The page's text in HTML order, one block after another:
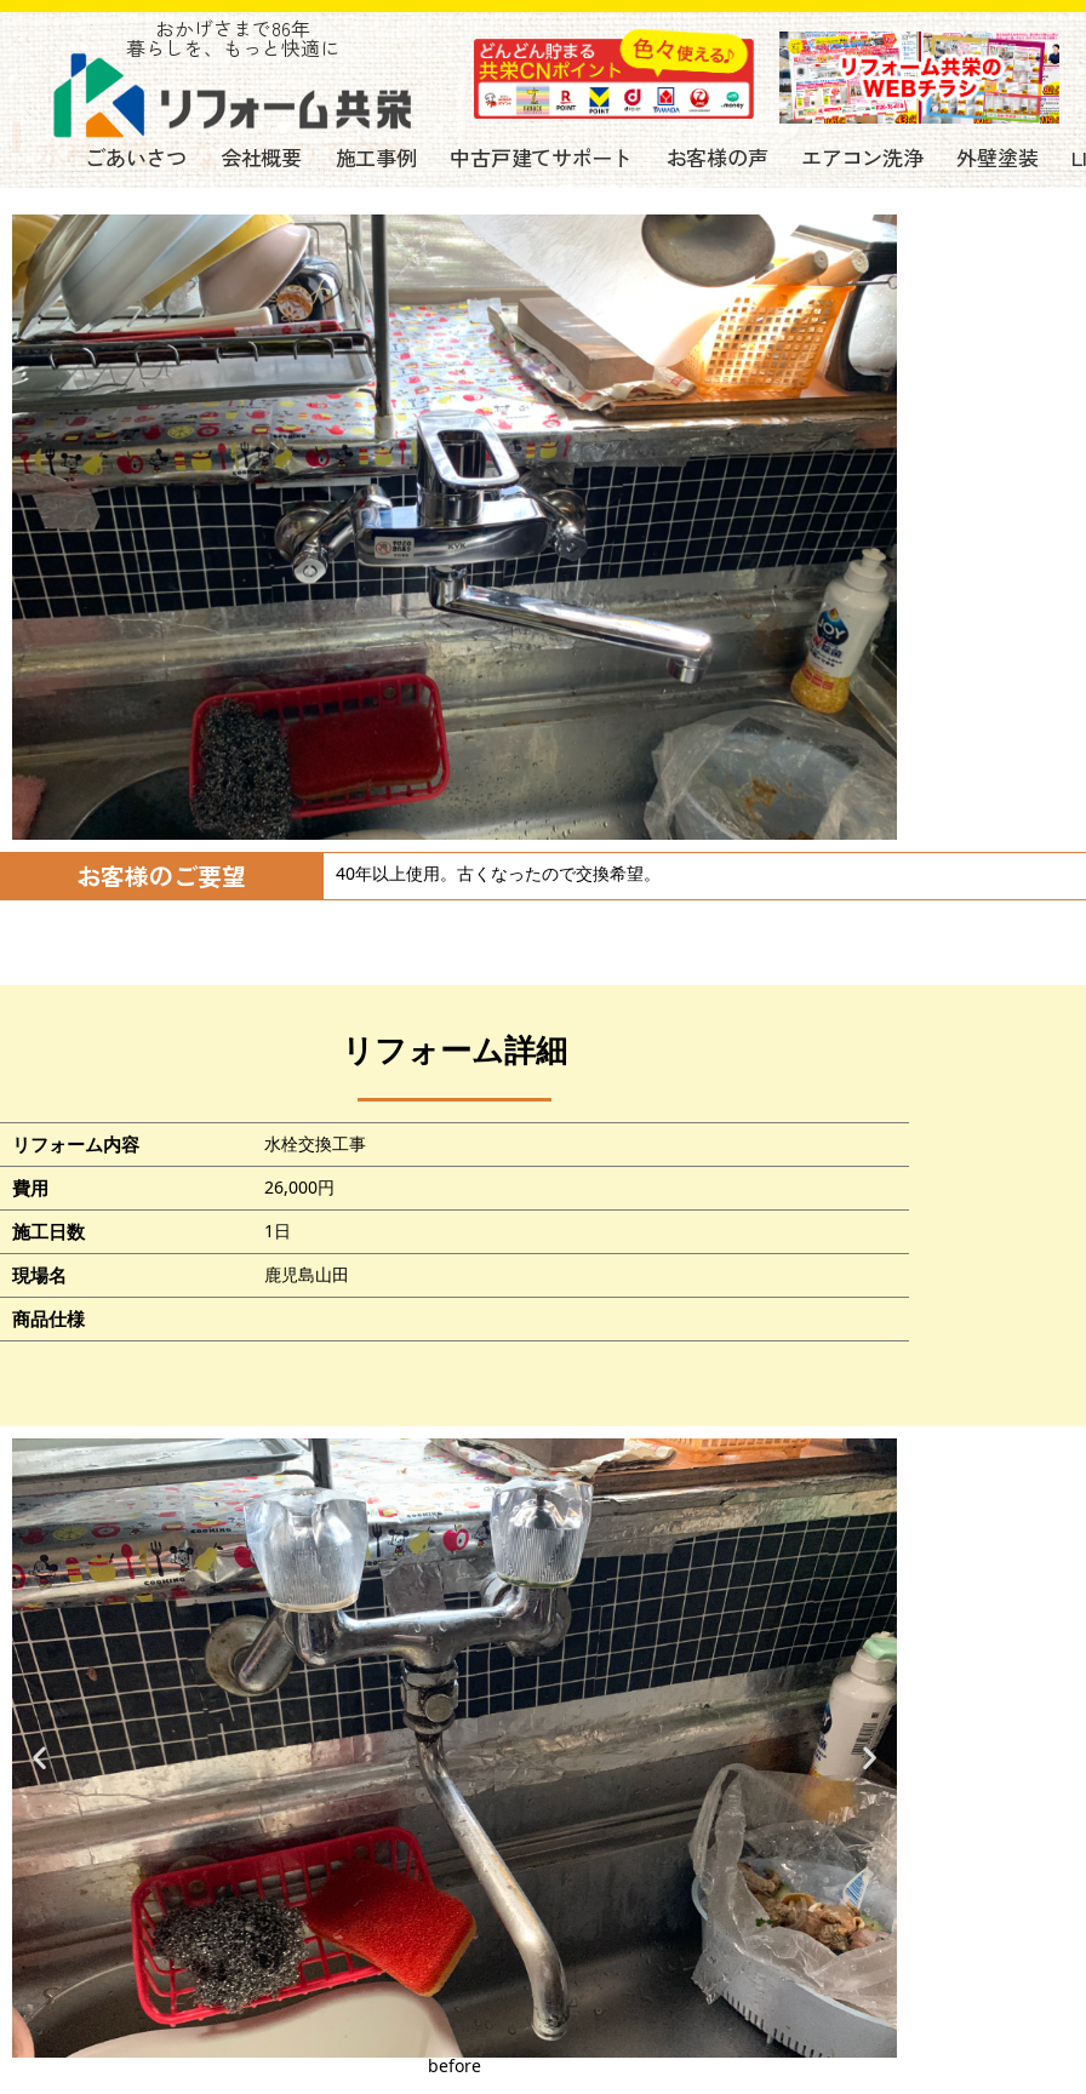
おかげさまで86年
暮らしを、もっと快適に
ごあいさつ 会社概要 施工事例 中古戸建てサポート お客様の声 エアコン洗浄 外壁塗装
水栓が古くなったので交換
お客様のご要望 40年以上使用。古くなったので交換希望。
リフォーム詳細
リフォーム内容 水栓交換工事
費用 26,000円
施工日数 1日
現場名 鹿児島山田
商品仕様
after